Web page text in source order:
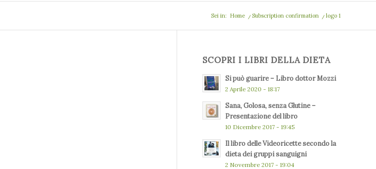
Sei in: Home / Subscription confirmation / logo 1
SCOPRI I LIBRI DELLA DIETA
Si può guarire – Libro dottor Mozzi
2 Aprile 2020 - 18:17
Sana, Golosa, senza Glutine –
Presentazione del libro
10 Dicembre 2017 - 19:45
Il libro delle Videoricette secondo la
dieta dei gruppi sanguigni
2 Novembre 2017 - 19:04